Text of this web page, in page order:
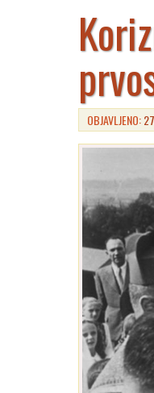
OBJAVLJENO: